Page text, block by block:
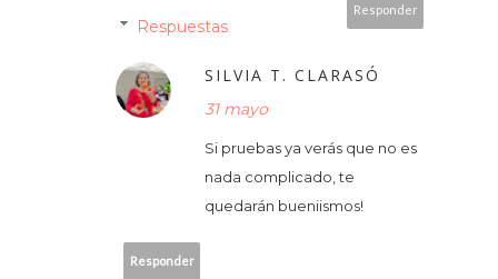
Responder
Respuestas
SILVIA T. CLARASÓ
31 mayo
Si pruebas ya verás que no es
nada complicado, te
quedarán bueniismos!
Responder